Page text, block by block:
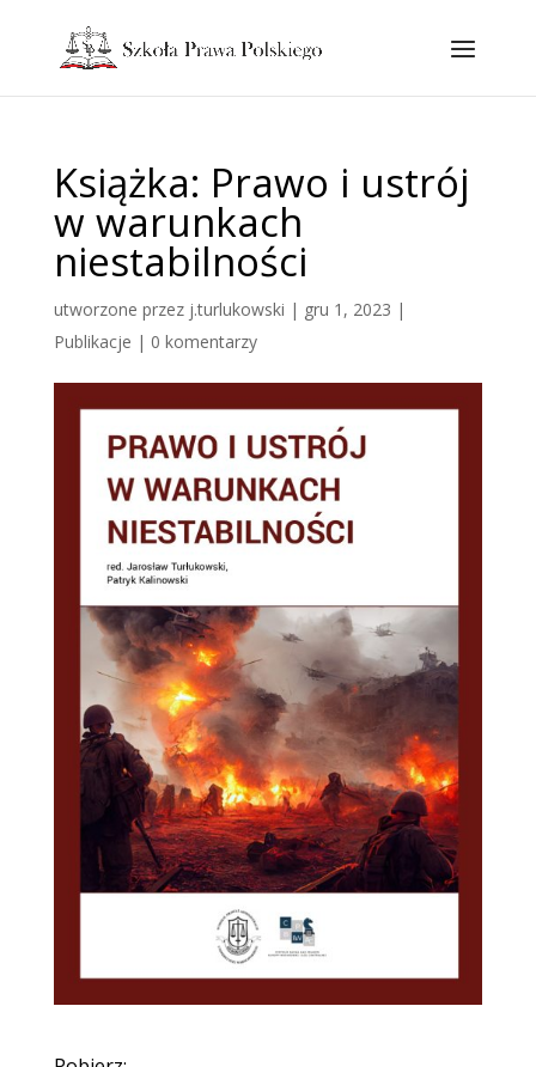
Książka: Prawo i ustrój
w warunkach
niestabilności
utworzone przez j.turlukowski | gru 1, 2023 |
Publikacje | 0 komentarzy